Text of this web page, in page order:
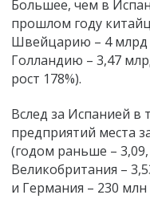
Большее, чем в
прошлом году
Швейцарию – 4 млрд
Голландию – 3,47
рост 178%).
Вслед за Испанией в
предприятий места
(годом раньше –
Великобритания –
и Германия – 230